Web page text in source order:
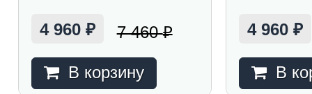
4 960 ₽ 7 460₽
В корзину
4 960₽
В